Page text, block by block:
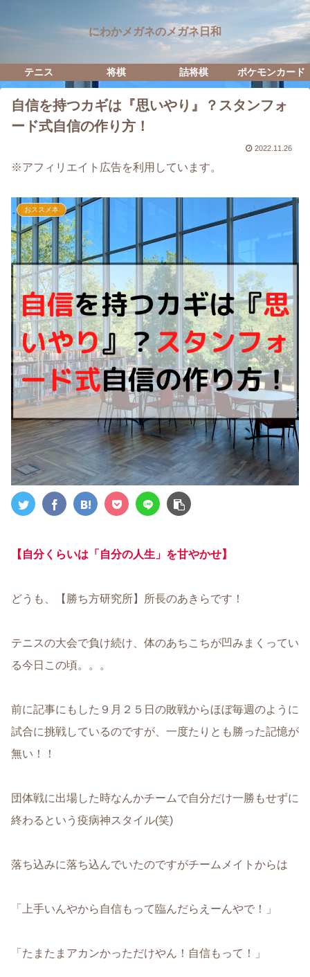
にわかメガネのメガネ日和
テニス 将棋 詰将棋 ポケモンカード
自信を持つカギは『思いやり』？スタンフォ
ード式自信の作り方！
2022.11.26
※アフィリエイト広告を利用しています。
おススメ本
【自分くらいは「自分の人生」を甘やかせ】
どうも、【勝ち方研究所】所長のあきらです！
テニスの大会で負け続け、体のあちこちが凹みまくってい
る今日この頃。。。
前に記事にもした９月２５日の敗戦からほぼ毎週のように
試合に挑戦しているのですが、一度たりとも勝った記憶が
無い！！
団体戦に出場した時なんかチームで自分だけ一勝もせずに
終わるという疫病神スタイル(笑)
落ち込みに落ち込んでいたのですがチームメイトからは
「上手いんやから自信もって臨んだらえーんやで！」
「たまたまアカンかっただけやん！自信もって！」